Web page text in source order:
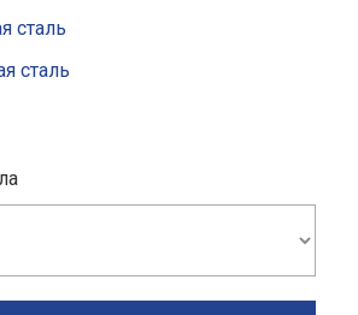
сталь
сталь